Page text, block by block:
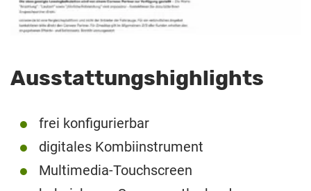
Ausstattungshighlights
frei konfigurierbar
digitales Kombiinstrument
Multimedia-Touchscreen